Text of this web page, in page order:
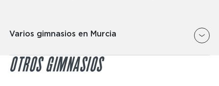
Varios gimnasios en Murcia
La zona de musculación está diseñada para
desarrollar tu fuerza, tonificar tus músculos y
OTROS GIMNASIOS